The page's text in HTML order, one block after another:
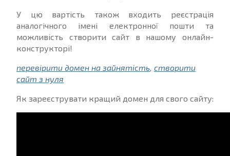
У цю вартість також входить реєстрація
аналогічного імені електронної пошти та
можливість створити сайт в нашому онлайн-
конструкторі!
перевірити домен на зайнятість, створити
сайт з нуля
Як зареєструвати кращий домен для свого сайту: